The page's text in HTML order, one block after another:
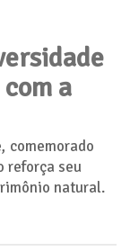
a
comemorado
reforça seu
natural.